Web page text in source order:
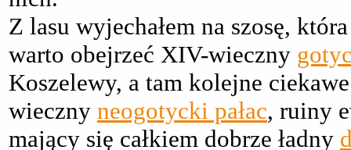
Z lasu wyjechałem na szosę,
warto obejrzeć XIV-wieczny
Koszelewy, a tam kolejne
wieczny neogotycki pałac, ruiny
mający się całkiem dobrze ładny